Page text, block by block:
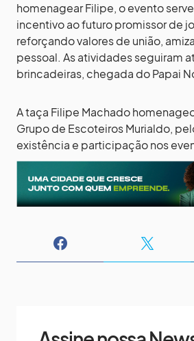
homenagear Filipe, o evento
incentivo ao futuro promissor de
reforçando valores de união,
pessoal. As atividades seguiram
brincadeiras, chegada do Papai
A taça Filipe Machado
Grupo de Escoteiros Murialdo,
existência e participação nos